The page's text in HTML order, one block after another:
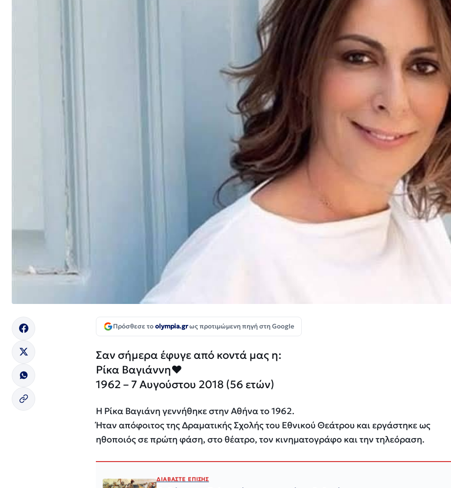
Πρόσθεσε τοolympia.grως προτιμώμενη πηγή στη Google
Σαν σήμερα έφυγε από κοντά μας η:
Ρίκα Βαγιάννη❤
1962 – 7 Αυγούστου 2018 (56 ετών)
Η Ρίκα Βαγιάνη γεννήθηκε στην Αθήνα το 1962.
Ήταν απόφοιτος της Δραματικής Σχολής του Εθνικού Θεάτρου και εργάστηκε ως
ηθοποιός σε πρώτη φάση, στο θέατρο, τον κινηματογράφο και την τηλεόραση.
ΔΙΑΒΑΣΤΕ ΕΠΙΣΗΣ